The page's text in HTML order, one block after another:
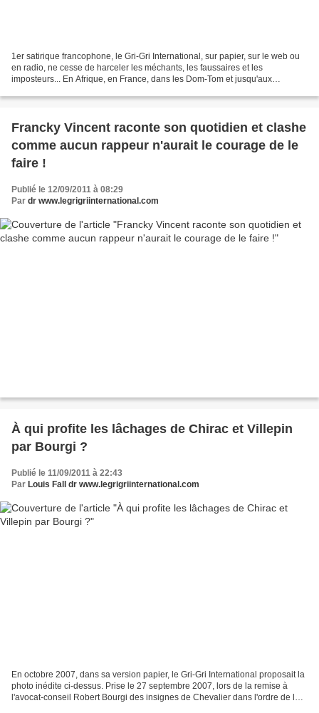
1er satirique francophone, le Gri-Gri International, sur papier, sur le web ou
en radio, ne cesse de harceler les méchants, les faussaires et les
imposteurs... En Afrique, en France, dans les Dom-Tom et jusqu'aux
Francky Vincent raconte son quotidien et clashe
comme aucun rappeur n'aurait le courage de le
faire !
Publié le 12/09/2011 à 08:29
Par dr www.legrigriinternational.com
À qui profite les lâchages de Chirac et Villepin
par Bourgi ?
Publié le 11/09/2011 à 22:43
Par Louis Fall dr www.legrigriinternational.com
En octobre 2007, dans sa version papier, le Gri-Gri International proposait la
photo inédite ci-dessus. Prise le 27 septembre 2007, lors de la remise à
l'avocat-conseil Robert Bourgi des insignes de Chevalier dans l'ordre de la